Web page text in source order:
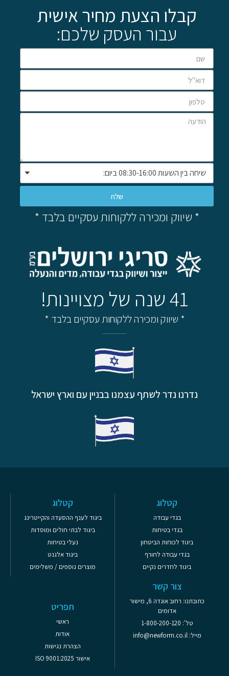
קבלו הצעת מחיר אישית
עבור העסק שלכם:
שלח
* שיווק ומכירה ללקוחות עסקיים בלבד *
41 שנה של מצויינות!
* שיווק ומכירה ללקוחות עסקיים בלבד *
נדרנו נדר לשתף עצמנו בבניין עם וארץ ישראל
קטלוג
בגדי עבודה
בגדי בטיחות
ביגוד לכוחות הביטחון
בגדי עבודה לחורף
ביגוד לחדרים נקיים
קטלוג
ביגוד לענף ההסעדה והקייטרינג
ביגוד לבתי חולים ומוסדות
נעלי בטיחות
ביגוד אלגנט
מוצרים נוספים / משלימים
צור קשר
כתובתנו: רחוב אוגדה 6, מישור
אדומים
טל': 1-800-200-120
מייל: info@newform.co.il
תפריט
ראשי
אודות
הצהרת נגישות
אישור ISO 9001:2025